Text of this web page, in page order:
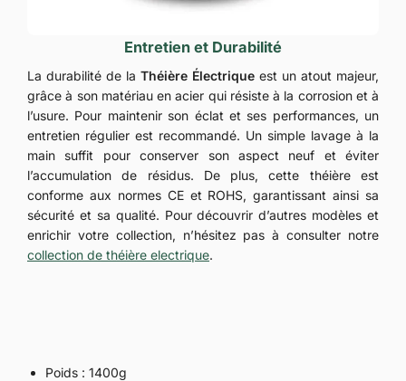
Entretien et Durabilité
La durabilité de la Théière Électrique est un atout majeur,
grâce à son matériau en acier qui résiste à la corrosion et à
l’usure. Pour maintenir son éclat et ses performances, un
entretien régulier est recommandé. Un simple lavage à la
main suffit pour conserver son aspect neuf et éviter
l’accumulation de résidus. De plus, cette théière est
conforme aux normes CE et ROHS, garantissant ainsi sa
sécurité et sa qualité. Pour découvrir d’autres modèles et
enrichir votre collection, n’hésitez pas à consulter notre
collection de théière electrique.
Poids : 1400g